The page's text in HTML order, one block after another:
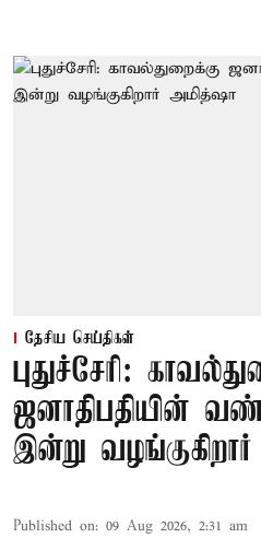
தேசிய செய்திகள்
புதுச்சேரி:
ஜனாதிபதியின்
இன்று
Published on: 09 Aug 2026, 2:31 am